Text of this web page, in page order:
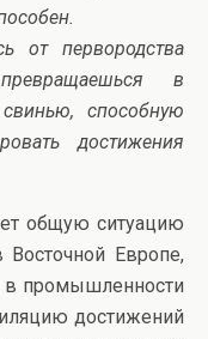
от первородства
в
способную
достижения
общую ситуацию
Восточной Европе,
промышленности
достижений